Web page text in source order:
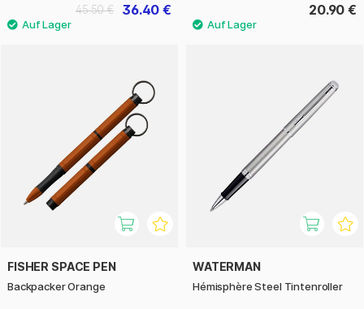
36.40 €
45.50 € 20.90 €
FISHER SPACE PEN
Backpacker Orange
WATERMAN
Hémisphère Steel Tintenroller